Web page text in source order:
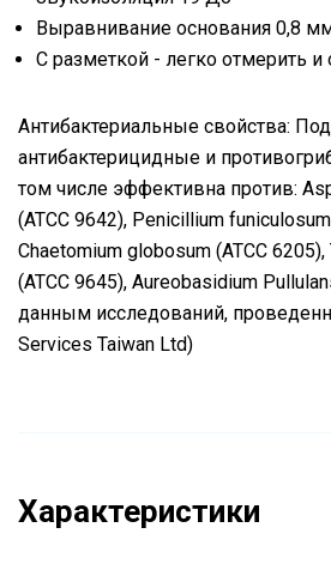
Выравнивание основания 0,8
С разметкой - легко отмерить и
Антибактериальные свойства:
антибактерицидные и
том числе эффективна против:
(ATCC 9642), Penicillium
Chaetomium globosum (ATCC
(ATCC 9645), Aureobasidium
данным исследований,
Services Taiwan Ltd)
Характеристики